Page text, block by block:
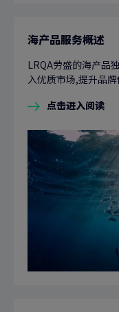
海产品服务概述
LRQA劳盛的海产品
入优质市场,提升品牌
点击进入阅读